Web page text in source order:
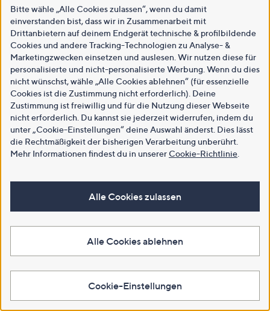
Bitte wähle „Alle Cookies zulassen“, wenn du damit
einverstanden bist, dass wir in Zusammenarbeit mit
Drittanbietern auf deinem Endgerät technische & profilbildende
Cookies und andere Tracking-Technologien zu Analyse- &
Marketingzwecken einsetzen und auslesen. Wir nutzen diese für
personalisierte und nicht-personalisierte Werbung. Wenn du dies
nicht wünschst, wähle „Alle Cookies ablehnen“ (für essenzielle
Cookies ist die Zustimmung nicht erforderlich). Deine
Zustimmung ist freiwillig und für die Nutzung dieser Webseite
nicht erforderlich. Du kannst sie jederzeit widerrufen, indem du
unter „Cookie-Einstellungen“ deine Auswahl änderst. Dies lässt
die Rechtmäßigkeit der bisherigen Verarbeitung unberührt.
Mehr Informationen findest du in unsererCookie-Richtlinie
Alle Cookies zulassen
Alle Cookies ablehnen
Cookie-Einstellungen